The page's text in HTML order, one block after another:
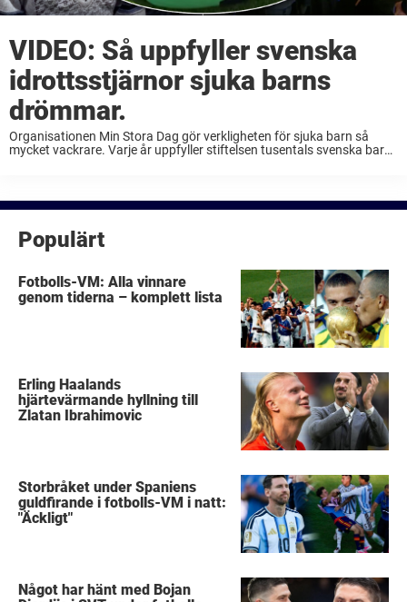
VIDEO: Så uppfyller svenska
idrottsstjärnor sjuka barns
drömmar.
Organisationen Min Stora Dag gör verkligheten för sjuka barn så
mycket vackrare. Varje år uppfyller stiftelsen tusentals svenska barns
Populärt
Fotbolls-VM: Alla vinnare
genom tiderna – komplett lista
Erling Haalands
hjärtevärmande hyllning till
Zlatan Ibrahimovic
Storbråket under Spaniens
guldfirande i fotbolls-VM i natt:
"Äckligt"
Något har hänt med Bojan